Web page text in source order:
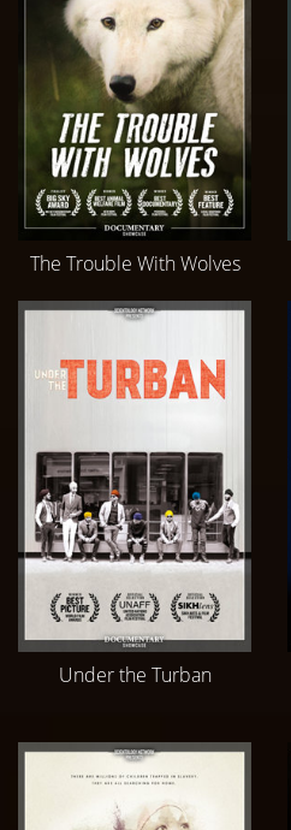
The Trouble With Wolves
Under the Turban